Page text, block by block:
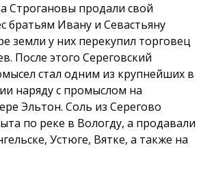
Строгановы продали свой
братьям Ивану и Севастьяну
земли у них перекупил торговец
После этого Сереговский
стал одним из крупнейших в
наряду с промыслом на
Эльтон. Соль из Серегово
по реке в Вологду, а продавали
Устюге, Вятке, а также на